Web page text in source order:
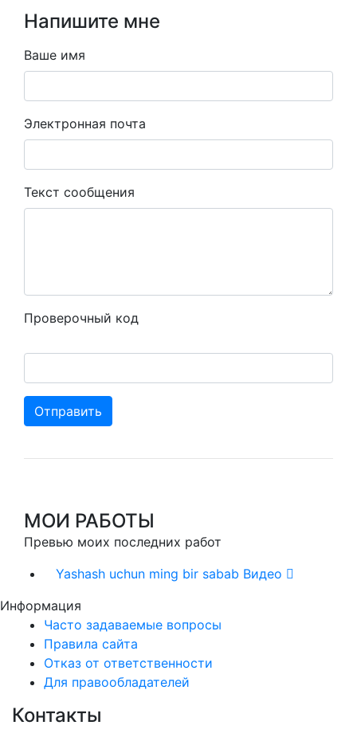
Напишите мне
Ваше имя
Электронная почта
Текст сообщения
Проверочный код
Отправить
МОИ РАБОТЫ
Превью моих последних работ
Yashash uchun ming bir sabab Видео
Информация
Часто задаваемые вопросы
Правила сайта
Отказ от ответственности
Для правообладателей
Контакты